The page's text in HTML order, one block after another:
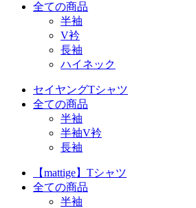
全ての商品
半袖
V衿
長袖
ハイネック
セイヤングTシャツ
全ての商品
半袖
半袖V衿
長袖
【mattige】Tシャツ
全ての商品
半袖